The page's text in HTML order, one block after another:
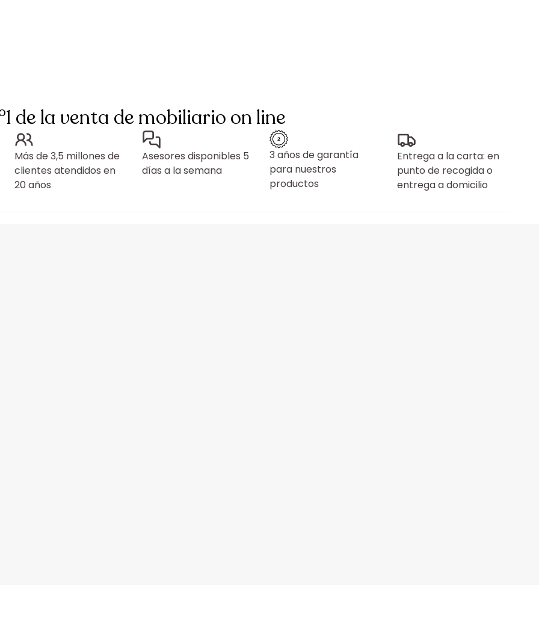
de la venta de mobiliario on line
Más de 3,5 millones de
clientes atendidos en
20 años
Asesores disponibles 5
días a la semana
3 años de garantía
para nuestros
productos
Entrega a la carta: en
punto de recogida o
entrega a domicilio